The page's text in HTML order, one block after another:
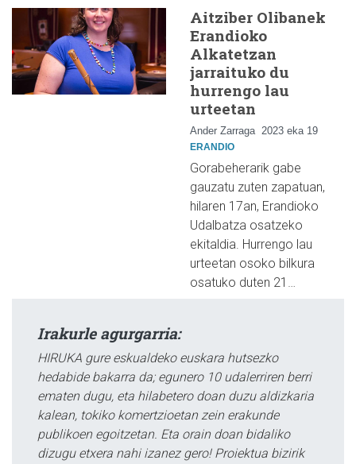
Aitziber Olibanek
Erandioko
Alkatetzan
jarraituko du
hurrengo lau
urteetan
Ander Zarraga 2023 eka 19
ERANDIO
Gorabeherarik gabe
gauzatu zuten zapatuan,
hilaren 17an, Erandioko
Udalbatza osatzeko
ekitaldia. Hurrengo lau
urteetan osoko bilkura
osatuko duten 21…
Irakurle agurgarria:
HIRUKA gure eskualdeko euskara hutsezko
hedabide bakarra da; egunero 10 udalerriren berri
ematen dugu, eta hilabetero doan duzu aldizkaria
kalean, tokiko komertzioetan zein erakunde
publikoen egoitzetan. Eta orain doan bidaliko
dizugu etxera nahi izanez gero! Proiektua bizirik